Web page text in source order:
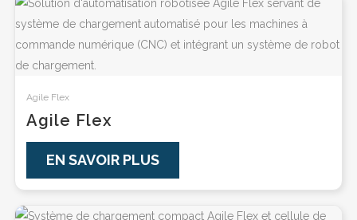
Agile Flex
Agile Flex
EN SAVOIR PLUS